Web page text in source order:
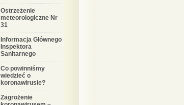
Ostrzeżenie
meteorologiczne Nr
31
Informacja Głównego
Inspektora
Sanitarnego
Co powinniśmy
wiedzieć o
koronawirusie?
Zagrożenie